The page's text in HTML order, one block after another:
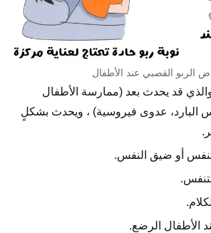
الربو القصبي عند الأطفال
قد يحدث بعد (ممارسة الأطفال
البارد، عدوى فيروسية) ، ويحدث بشكلٍ